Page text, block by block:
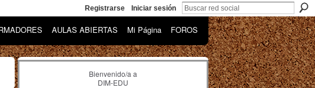
Registrarse Iniciar sesión
AULAS ABIERTAS Mi Página FOROS
Bienvenido/a a
DIM-EDU